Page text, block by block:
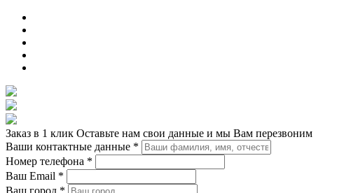
Заказ в 1 клик Оставьте нам свои данные и мы Вам перезвоним
Ваши контактные данные *
Номер телефона *
Ваш Email *
Ваш город *